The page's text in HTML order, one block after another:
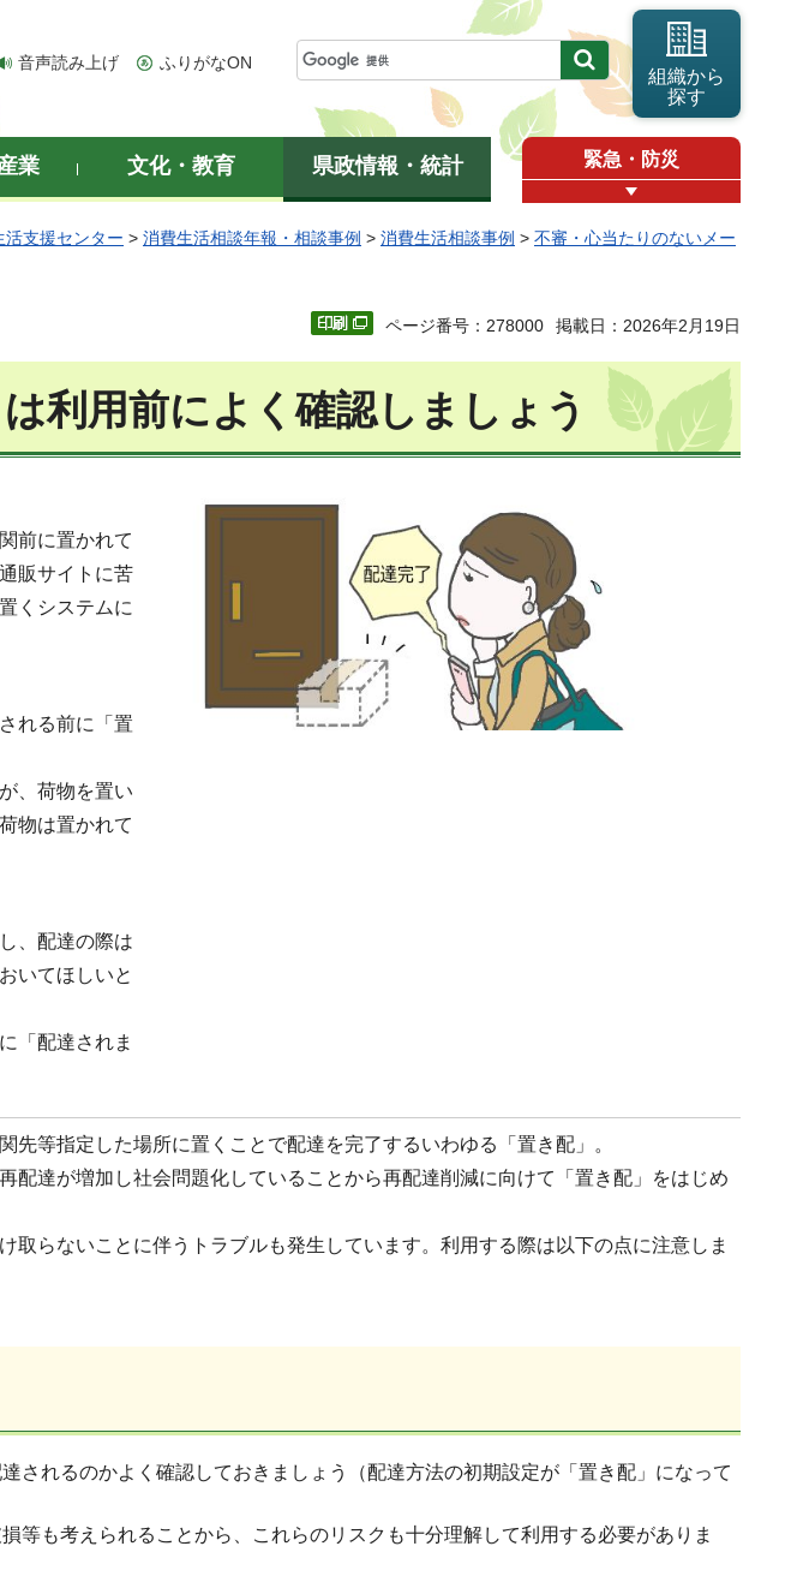
音声読み上げ ふりがなON
組織から
探す
業 文化・教育 県政情報・統計 緊急・防災
活支援センター > 消費生活相談年報・相談事例 > 消費生活相談事例 > 不審・心当たりのないメー
ページ番号：278000 掲載日：2026年2月19日
利用前によく確認しましょう
前に置かれて
販サイトに苦
くシステムに
れる前に「置
、荷物を置い
物は置かれて
、配達の際は
いてほしいと
「配達されま
等指定した場所に置くことで配達を完了するいわゆる「置き配」。
配達が増加し社会問題化していることから再配達削減に向けて「置き配」をはじめ
取らないことに伴うトラブルも発生しています。利用する際は以下の点に注意しま
されるのかよく確認しておきましょう（配達方法の初期設定が「置き配」になって
等も考えられることから、これらのリスクも十分理解して利用する必要がありま